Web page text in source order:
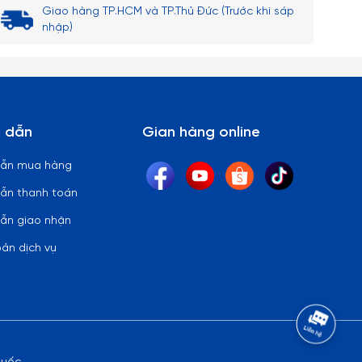
Giao hàng TP.HCM và TP.Thủ Đức (Trước khi sáp
nhập)
dẫn
mua hàng
thanh toán
giao nhận
dịch vụ
Gian hàng online